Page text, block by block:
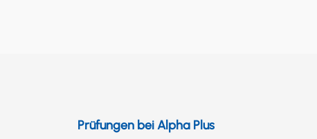
Prüfungen bei Alpha Plus